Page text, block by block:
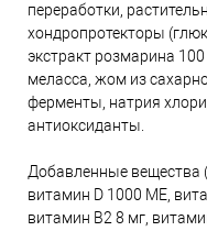
переработки,
хондропротекторы
экстракт розмарина
меласса, жом из
ферменты, натрия
антиоксиданты.
Добавленные вещества
витамин D 1000 МЕ,
витамин B2 8 мг,